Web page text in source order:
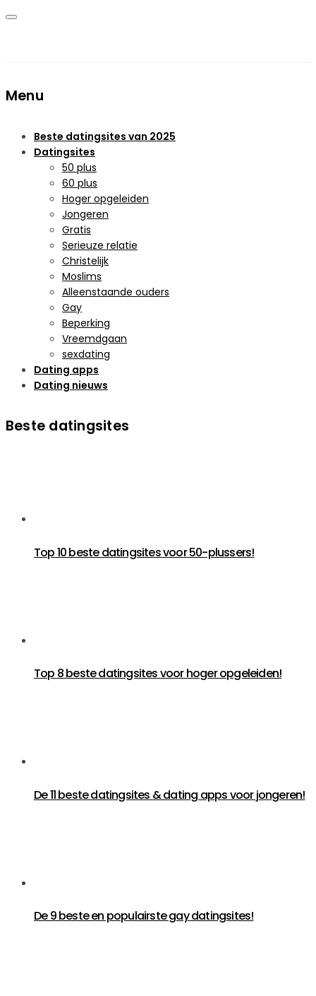
Menu
Beste datingsites van 2025
Datingsites
50 plus
60 plus
Hoger opgeleiden
Jongeren
Gratis
Serieuze relatie
Christelijk
Moslims
Alleenstaande ouders
Gay
Beperking
Vreemdgaan
sexdating
Dating apps
Dating nieuws
Beste datingsites
Top 10 beste datingsites voor 50-plussers!
Top 8 beste datingsites voor hoger opgeleiden!
De 11 beste datingsites & dating apps voor jongeren!
De 9 beste en populairste gay datingsites!